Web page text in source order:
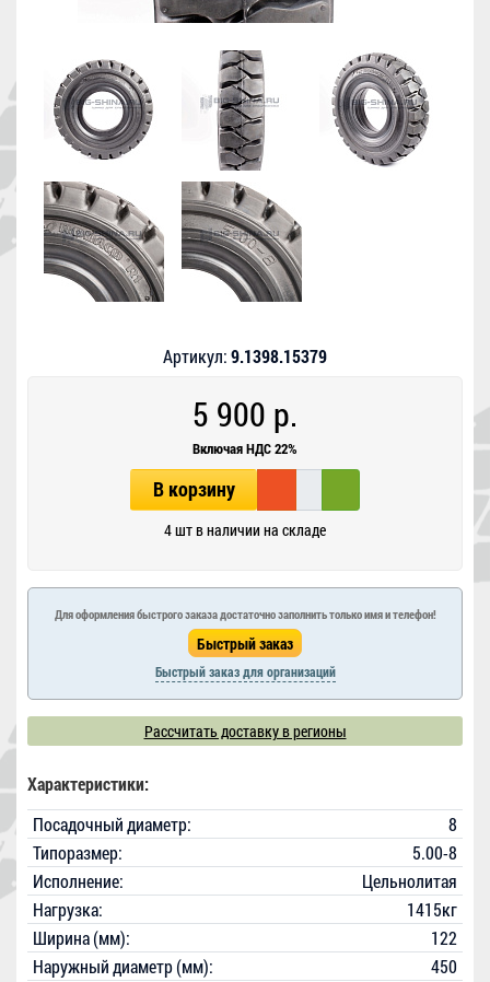
Артикул:9.1398.15379
5 900 р.
Включая НДС 22%
В корзину
4 шт в наличии на складе
Для оформления быстрого заказа достаточно заполнить только имя и телефон!
Быстрый заказ для организаций
Рассчитать доставку в регионы
Характеристики:
Посадочный диаметр:
8
Типоразмер:
5.00-8
Исполнение:
Цельнолитая
Нагрузка:
1415кг
Ширина (мм):
122
Наружный диаметр (мм):
450